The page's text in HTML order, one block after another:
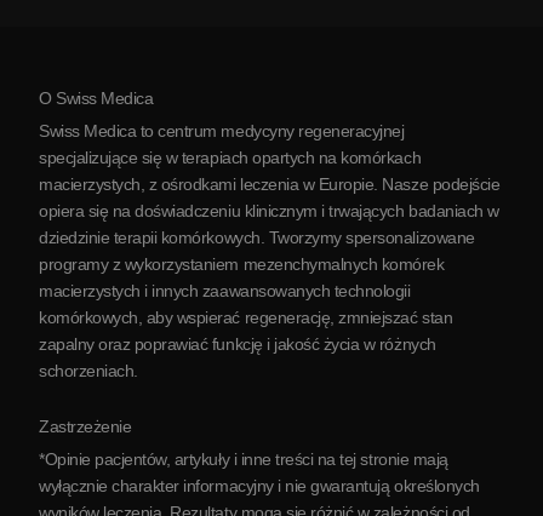
O Serbii
Partnerstwo
Skontaktuj się z nami
O Swiss Medica
Swiss Medica to centrum medycyny regeneracyjnej
specjalizujące się w terapiach opartych na komórkach
macierzystych, z ośrodkami leczenia w Europie. Nasze podejście
opiera się na doświadczeniu klinicznym i trwających badaniach w
dziedzinie terapii komórkowych. Tworzymy spersonalizowane
programy z wykorzystaniem mezenchymalnych komórek
macierzystych i innych zaawansowanych technologii
komórkowych, aby wspierać regenerację, zmniejszać stan
zapalny oraz poprawiać funkcję i jakość życia w różnych
schorzeniach.
Zastrzeżenie
*Opinie pacjentów, artykuły i inne treści na tej stronie mają
wyłącznie charakter informacyjny i nie gwarantują określonych